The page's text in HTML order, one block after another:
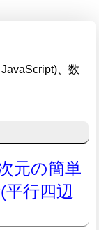
、数
元の簡単
行四辺